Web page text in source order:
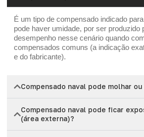
É um tipo de compensado indicado
pode haver umidade, por ser produzido
desempenho nesse cenário quando
compensados comuns (a indicação
e do fabricante).
Compensado naval pode molhar
Compensado naval pode ficar
(área externa)?